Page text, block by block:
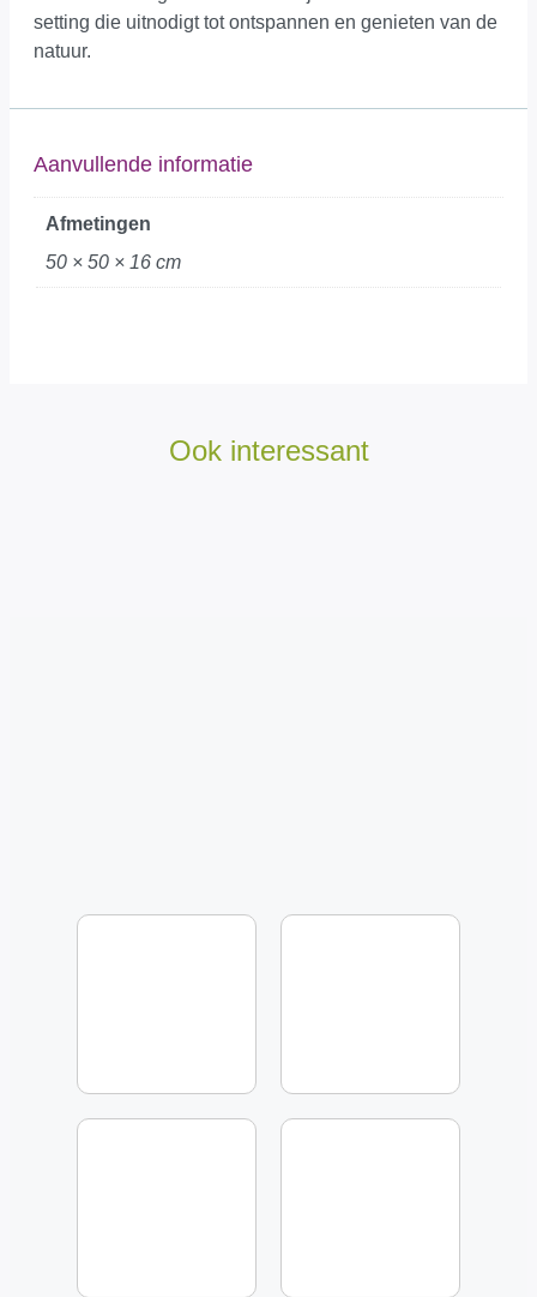
setting die uitnodigt tot ontspannen en genieten van de
natuur.
Aanvullende informatie
Afmetingen
50 × 50 × 16 cm
Ook interessant